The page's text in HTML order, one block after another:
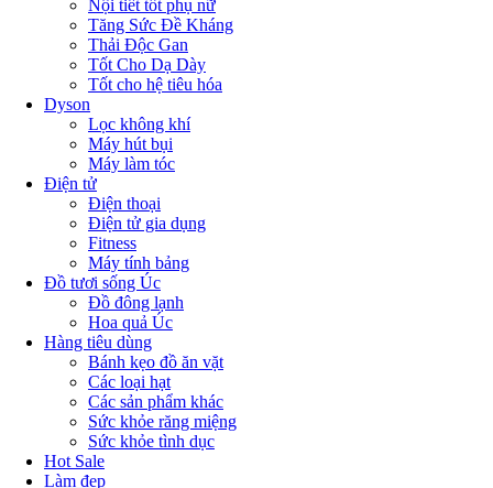
Nội tiết tốt phụ nữ
Tăng Sức Đề Kháng
Thải Độc Gan
Tốt Cho Dạ Dày
Tốt cho hệ tiêu hóa
Dyson
Lọc không khí
Máy hút bụi
Máy làm tóc
Điện tử
Điện thoại
Điện tử gia dụng
Fitness
Máy tính bảng
Đồ tươi sống Úc
Đồ đông lạnh
Hoa quả Úc
Hàng tiêu dùng
Bánh kẹo đồ ăn vặt
Các loại hạt
Các sản phẩm khác
Sức khỏe răng miệng
Sức khỏe tình dục
Hot Sale
Làm đẹp